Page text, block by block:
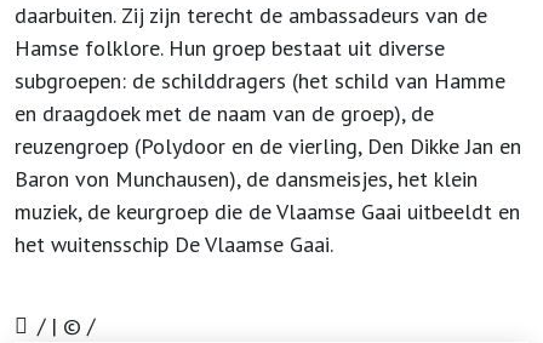
daarbuiten. Zij zijn terecht de ambassadeurs van de
Hamse folklore. Hun groep bestaat uit diverse
subgroepen: de schilddragers (het schild van Hamme
en draagdoek met de naam van de groep), de
reuzengroep (Polydoor en de vierling, Den Dikke Jan en
Baron von Munchausen), de dansmeisjes, het klein
muziek, de keurgroep die de Vlaamse Gaai uitbeeldt en
het wuitensschip De Vlaamse Gaai.
/ | © /